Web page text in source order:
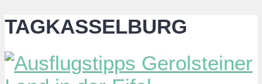
TAGKASSELBURG